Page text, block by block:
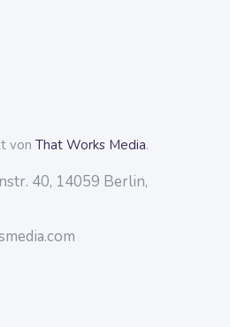
von That Works Media.
40, 14059 Berlin,